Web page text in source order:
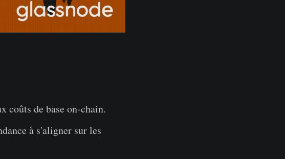
coûts de base on-chain.
à s'aligner sur les